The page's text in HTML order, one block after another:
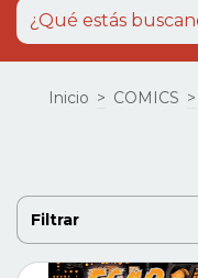
Inicio > COMICS >
Filtrar